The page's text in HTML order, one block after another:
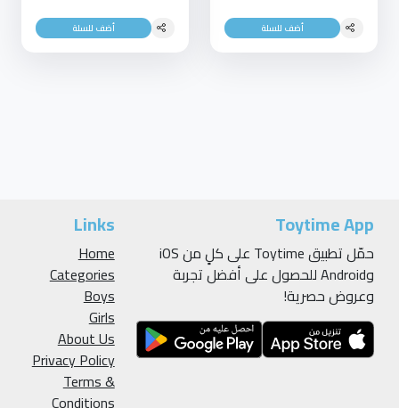
أضف للسلة أضف للسلة
Toytime App
حمّل تطبيق Toytime على كلٍ من iOS
وAndroid للحصول على أفضل تجربة
وعروض حصرية!
Links
Home
Categories
Boys
Girls
About Us
Privacy Policy
Terms &
Conditions